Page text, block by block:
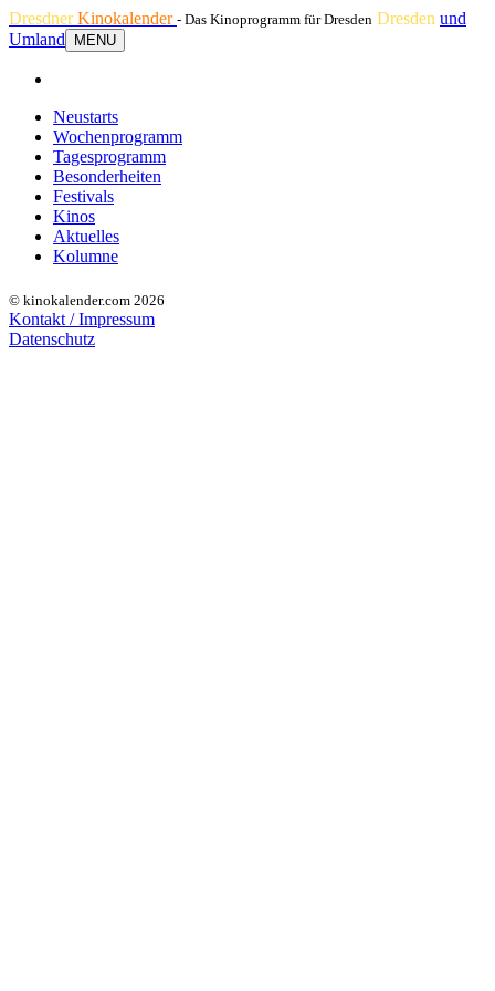
DresdnerKinokalender - Das Kinoprogramm für Dresden Dresden und
Umland
MENU
Neustarts
Wochenprogramm
Tagesprogramm
Besonderheiten
Festivals
Kinos
Aktuelles
Kolumne
© kinokalender.com 2026
Kontakt / Impressum
Datenschutz